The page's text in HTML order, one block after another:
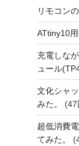
リモコン
ATtiny10
充電しな
ュール
文化シャ
みた。
(47
超低消費
てみた。